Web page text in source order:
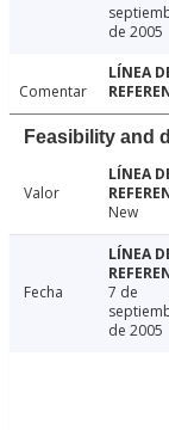
de 2005
Comentar
Feasibility and
Valor
New
Fecha
7 de
de 2005